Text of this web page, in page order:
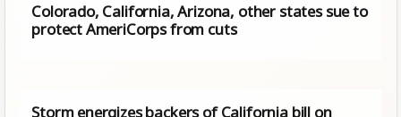
Colorado, California, Arizona, other states sue to
protect AmeriCorps from cuts
Storm energizes backers of California bill on